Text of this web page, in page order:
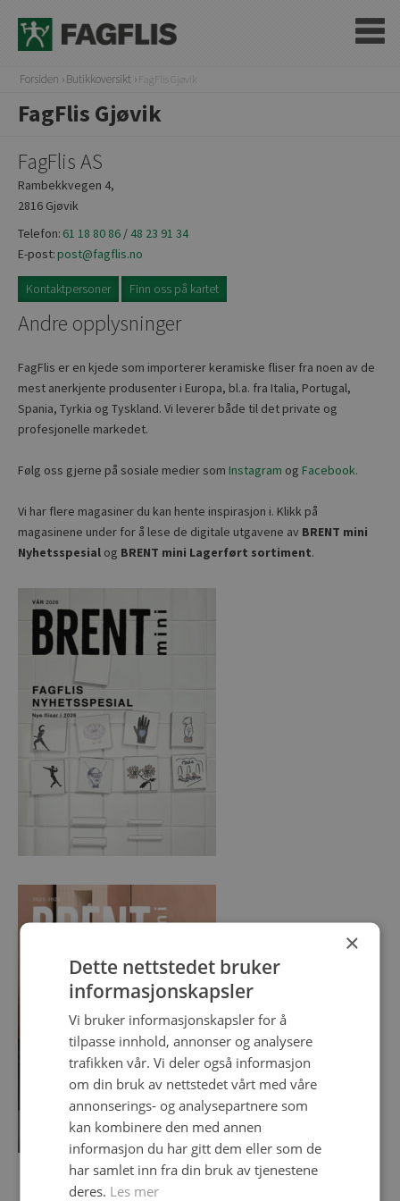
Forsiden Butikkoversikt FagFlis Gjøvik
FagFlis Gjøvik
FagFlis AS
Rambekkvegen 4,
2816 Gjøvik
Telefon: 61 18 80 86 / 48 23 91 34
E-post:post@fagflis.no
Kontaktpersoner Finn oss på kartet
Andre opplysninger
FagFlis er en kjede som importerer keramiske fliser fra noen av de
mest anerkjente produsenter i Europa, bl.a. fra Italia, Portugal,
Spania, Tyrkia og Tyskland. Vi leverer både til det private og
profesjonelle markedet.
Følg oss gjerne på sosiale medier som Instagram og Facebook.
Vi har flere magasiner du kan hente inspirasjon i. Klikk på
magasinene under for å lese de digitale utgavene av BRENT mini
Nyhetsspesial og BRENT mini Lagerført sortiment.
×
Dette nettstedet bruker
informasjonskapsler
Vi bruker informasjonskapsler for å
tilpasse innhold, annonser og analysere
trafikken vår. Vi deler også informasjon
om din bruk av nettstedet vårt med våre
annonserings- og analysepartnere som
kan kombinere den med annen
informasjon du har gitt dem eller som de
har samlet inn fra din bruk av tjenestene
deres. Les mer